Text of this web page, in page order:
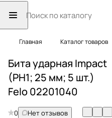
Главная Каталог товаров
Бита ударная Impact
(PH1; 25 мм; 5 шт.)
Felo 02201040
0
Нет отзывов